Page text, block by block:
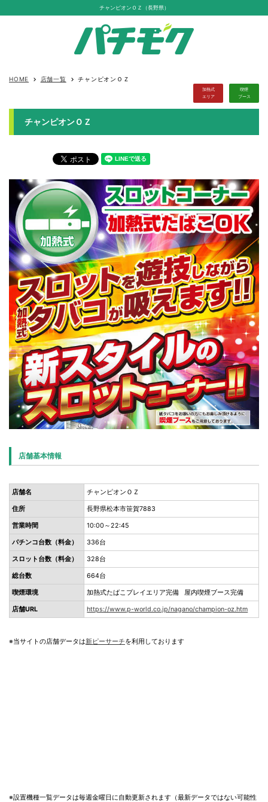
チャンピオンＯＺ（長野県）
HOME keyboard_arrow_right 店舗一覧 keyboard_arrow_right チャンピオンＯＺ
加熱式
エリア
喫煙
ブース
チャンピオンＯＺ
店舗基本情報
店舗名 チャンピオンＯＺ
住所 長野県松本市笹賀7883
営業時間 10:00～22:45
パチンコ台数（料金） 336台
スロット台数（料金） 328台
総台数 664台
喫煙環境 加熱式たばこプレイエリア完備 屋内喫煙ブース完備
店舗URL https://www.p-world.co.jp/nagano/champion-oz.htm
※当サイトの店舗データは新ピーサーチを利用しております
※設置機種一覧データは毎週金曜日に自動更新されます（最新データではない可能性